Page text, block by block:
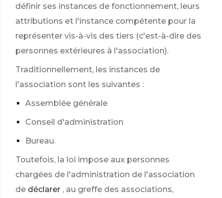
définir ses instances de fonctionnement, leurs
attributions et l'instance compétente pour la
représenter vis-à-vis des tiers (c'est-à-dire des
personnes extérieures à l'association).
Traditionnellement, les instances de
l'association sont les suivantes :
Assemblée générale
Conseil d'administration
Bureau.
Toutefois, la loi impose aux personnes
chargées de l'administration de l'association
de déclarer , au greffe des associations,